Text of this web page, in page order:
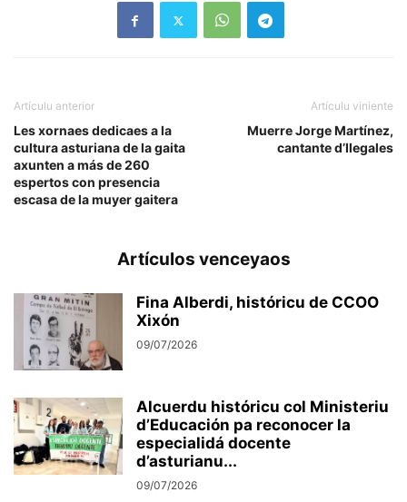
Artículu anterior
Les xornaes dedicaes a la
cultura asturiana de la gaita
axunten a más de 260
espertos con presencia
escasa de la muyer gaitera
Artículu viniente
Muerre Jorge Martínez,
cantante d’Ilegales
Artículos venceyaos
Fina Alberdi, históricu de CCOO
Xixón
09/07/2026
Alcuerdu históricu col Ministeriu
d’Educación pa reconocer la
especialidá docente
d’asturianu...
09/07/2026